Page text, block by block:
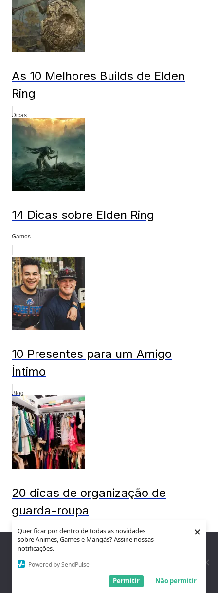
Quer ficar por dentro de todas as novidades
sobre Animes, Games e Mangás? Assine nossas
notificações.
Powered by SendPulse
Não permitir
Permitir
×
As 10 Melhores Builds de Elden
Ring
Dicas
14 Dicas sobre Elden Ring
Games
10 Presentes para um Amigo
Íntimo
Blog
20 dicas de organização de
guarda-roupa
Dicas
Nós utilizamos cookies para garantir que você tenha a melhor
experiência em nosso site. Se você continua a usar este site,
assumimos que você está satisfeito.
Entendi!